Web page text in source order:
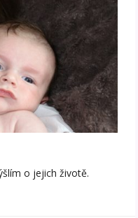
o jejich životě.